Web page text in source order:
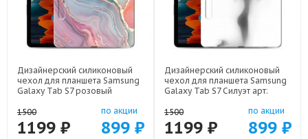
Дизайнерский силиконовый
чехол для планшета Samsung
Galaxy Tab S7 розовый
1500
1199 ₽
по акции
899 ₽
Дизайнерский силиконовый
чехол для планшета Samsung
Galaxy Tab S7 Силуэт арт:
1500
1199 ₽
по акции
899 ₽